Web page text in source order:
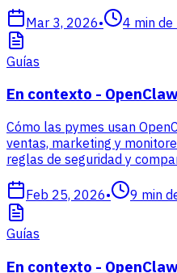
Mar 3, 2026• 4 min
Guías
En contexto -
Cómo las pymes usan
ventas, marketing y
reglas de seguridad y
Feb 25, 2026• 9 min
Guías
En contexto -